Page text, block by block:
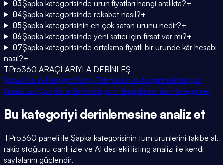
03Şapka kategorisinde ürün fiyatları hangi aralıkta?+
04Şapka kategorisinde rekabet nasıl?+
05Şapka kategorisinin en çok satan ürünü nedir?+
06Şapka kategorisinde yeni satıcı için fırsat var mı?+
07Şapka kategorisinde ortalama fiyatlı bir üründe kâr hesabı
nasıl?+
TPro360 ARAÇLARIYLA DERİNLEŞ
Şapka Ürün FotoğrafıSatış TahminiÜrün AraştırmaKategori
AnaliziEn Çok SatanlarKomisyon HesaplamaTüm Kategoriler
Bu kategoriyi derinlemesine analiz et
TPro360 paneli ile Şapka kategorisinin tüm ürünlerini takibe al,
rakip stoğunu canlı izle ve AI destekli listing analizi ile kendi
sayfalarını güçlendir.